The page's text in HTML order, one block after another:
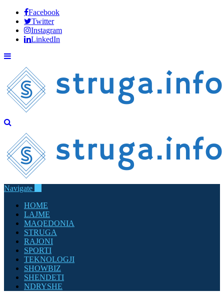
Facebook
Twitter
Instagram
LinkedIn
Navigate
HOME
LAJME
MAQEDONIA
STRUGA
RAJONI
SPORTI
TEKNOLOGJI
SHOWBIZ
SHENDETI
NDRYSHE